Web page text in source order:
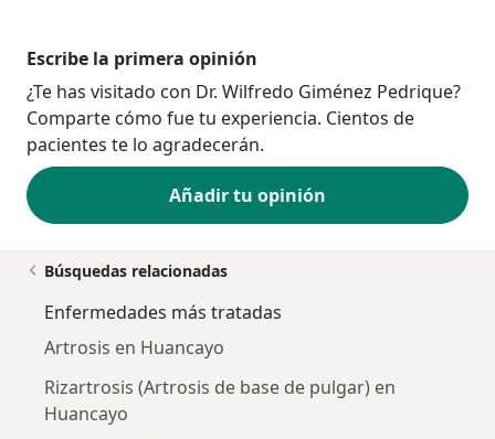
Escribe la primera opinión
¿Te has visitado con Dr. Wilfredo Giménez Pedrique?
Comparte cómo fue tu experiencia. Cientos de
pacientes te lo agradecerán.
Añadir tu opinión
Búsquedas relacionadas
Enfermedades más tratadas
Artrosis en Huancayo
Rizartrosis (Artrosis de base de pulgar) en
Huancayo